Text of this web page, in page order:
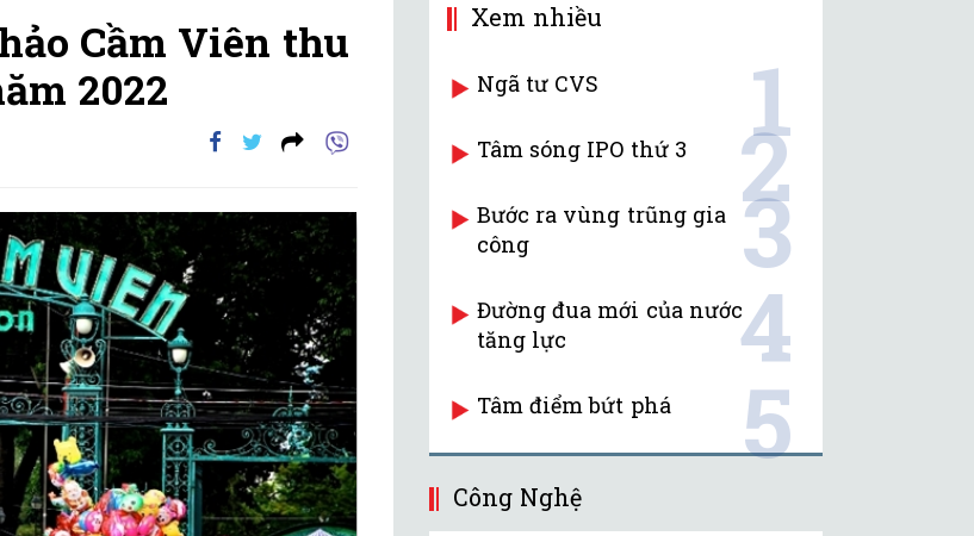
Cầm Viên thu
2022
Xem nhiều
Ngã tư CVS 1
Tâm sóng IPO thứ 3 2
Bước ra vùng trũng gia
công
3
Đường đua mới của nước
tăng lực
4
Tâm điểm bứt phá 5
Công Nghệ